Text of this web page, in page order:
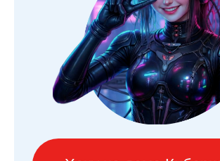
Написать в Телеграм
Алла Рауд
СЕО АррТор,
руководитель ASO
в IT-Agency